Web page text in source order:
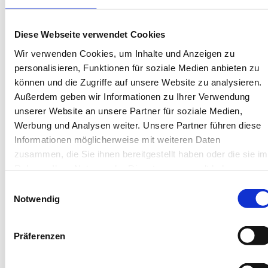
Diese Webseite verwendet Cookies
Wir verwenden Cookies, um Inhalte und Anzeigen zu
personalisieren, Funktionen für soziale Medien anbieten zu
können und die Zugriffe auf unsere Website zu analysieren.
Außerdem geben wir Informationen zu Ihrer Verwendung
unserer Website an unsere Partner für soziale Medien,
Werbung und Analysen weiter. Unsere Partner führen diese
Informationen möglicherweise mit weiteren Daten
zusammen, die Sie ihnen bereitgestellt haben oder die sie im
Notwendig
Präferenzen